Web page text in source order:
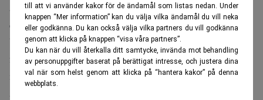
till att vi använder kakor för de ändamål som listas nedan. Under
knappen “Mer information” kan du välja vilka ändamål du vill neka
eller godkänna. Du kan också välja vilka partners du vill godkänna
genom att klicka på knappen “visa våra partners”.
Du kan när du vill återkalla ditt samtycke, invända mot behandling
av personuppgifter baserat på berättigat intresse, och justera dina
val när som helst genom att klicka på “hantera kakor” på denna
webbplats.
av Stockholm Fashion District med 12.000 kvm lokaler är
ett exempel på verksamheter som nu finns i Nacka Strand.
Vi ser investeringen i Nacka Strand som långsiktig och vi
fortsätter utvecklingen tillsammans med andra aktörer
inom området, säger Fredrik Palm, chef för Fastigheter
Alecta.